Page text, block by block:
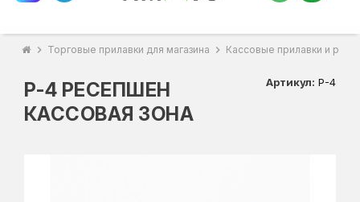
chevron_right Торговые прилавки для магазина chevron_right Кассовые прилавки и
Р-4 РЕСЕПШЕН
КАССОВАЯ ЗОНА
Артикул: Р-4